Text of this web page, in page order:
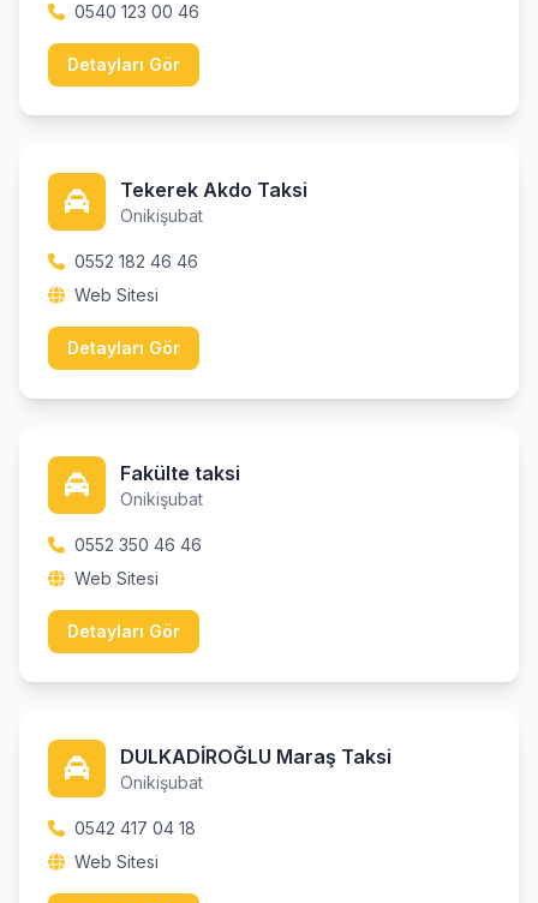
0540 123 00 46
Detayları Gör
Tekerek Akdo Taksi
Onikişubat
0552 182 46 46
Web Sitesi
Detayları Gör
Fakülte taksi
Onikişubat
0552 350 46 46
Web Sitesi
Detayları Gör
DULKADİROĞLU Maraş Taksi
Onikişubat
0542 417 04 18
Web Sitesi